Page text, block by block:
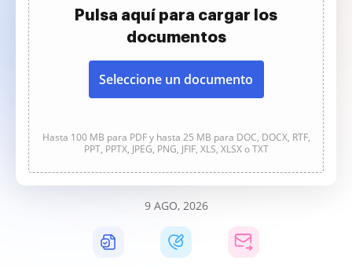
Pulsa aquí para cargar los
documentos
Seleccione un documento
Hasta 100 MB para PDF y hasta 25 MB para DOC, DOCX, RTF,
PPT, PPTX, JPEG, PNG, JFIF, XLS, XLSX o TXT
9 AGO, 2026